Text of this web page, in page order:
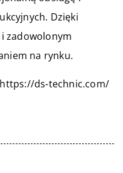
Dzięki
zadowolonym
na rynku.
https://ds-technic.com/